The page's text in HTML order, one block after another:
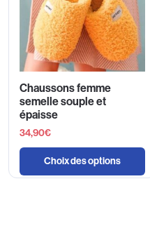
Chaussons femme
semelle souple et
épaisse
34,90€
Choix des options